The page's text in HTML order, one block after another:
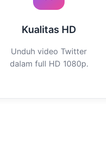
Kualitas HD
Unduh video Twitter
dalam full HD 1080p.